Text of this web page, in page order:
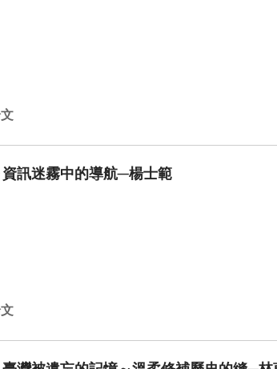
資訊迷霧中的導航─楊士範